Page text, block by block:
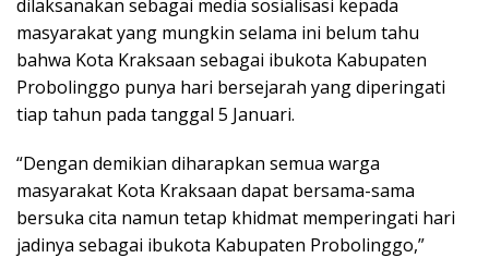
dilaksanakan sebagai media sosialisasi kepada
masyarakat yang mungkin selama ini belum tahu
bahwa Kota Kraksaan sebagai ibukota Kabupaten
Probolinggo punya hari bersejarah yang diperingati
tiap tahun pada tanggal 5 Januari.
“Dengan demikian diharapkan semua warga
masyarakat Kota Kraksaan dapat bersama-sama
bersuka cita namun tetap khidmat memperingati hari
jadinya sebagai ibukota Kabupaten Probolinggo,”